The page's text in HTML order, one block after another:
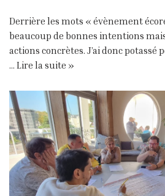
Derrière les mots « évènement
beaucoup de bonnes intentions
actions concrètes. J’ai donc
Lire la suite »